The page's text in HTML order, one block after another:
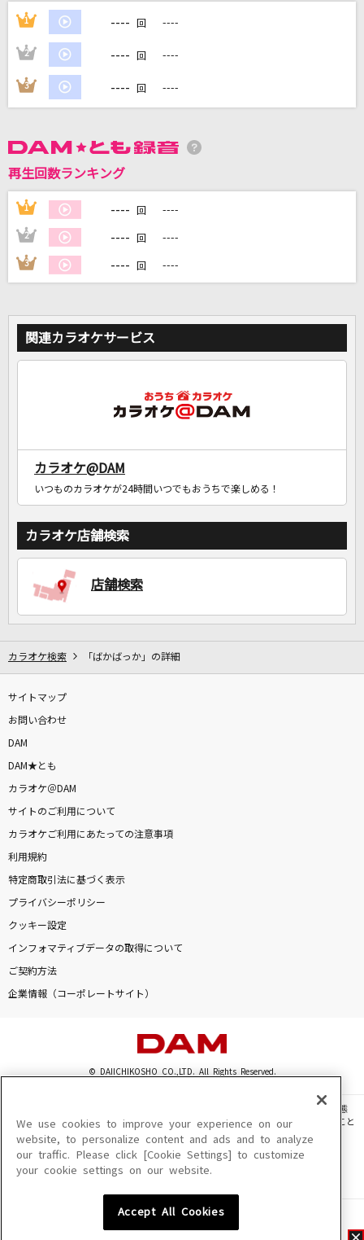
ずっと真夜中でいいのに。
もっと見る
DAMに会員登録・ログインして
家族や友達と一緒に！練習にも！
1 ---- 回 ----
2 ---- 回 ----
3 ---- 回 ----
再生回数ランキング
1 ---- 回 ----
2 ---- 回 ----
3 ---- 回 ----
関連カラオケサービス
カラオケ@DAM
いつものカラオケが24時間いつでもおうちで楽しめる！
カラオケ店舗検索
店舗検索
カラオケ検索 「ばかばっか」の詳細
サイトマップ
お問い合わせ
DAM
DAM★とも
カラオケ＠DAM
サイトのご利用について
カラオケご利用にあたっての注意事項
利用規約
特定商取引法に基づく表示
プライバシーポリシー
クッキー設定
インフォマティブデータの取得について
ご契約方法
企業情報（コーポレートサイト）
© DAIICHIKOSHO CO.,LTD. All Rights Reserved.
このサイトに掲載されている一切の文章・画像・写真・動画・音声等を、手段や形態
を問わず、著作権法の定める範囲を超えて無断で複製、転載、ファイル化などすること
を禁じます。
楽曲及びコンテンツは、機種によりご利用いただけない場合があります。
楽曲及びコンテンツの配信日、配信内容が変更になる場合があります。
We use cookies to improve your experience on our
website, to personalize content and ads and to analyze
our traffic. Please click [Cookie Settings] to customize
your cookie settings on our website.
Accept All Cookies